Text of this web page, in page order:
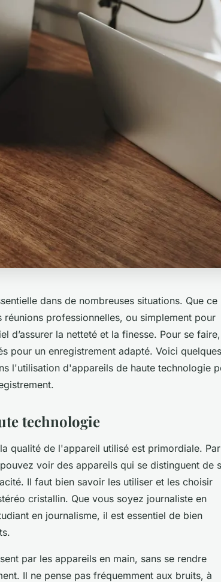
dans de nombreuses situations. Que ce
professionnelles, ou simplement pour
d’assurer la netteté et la finesse. Pour se faire,
pour un enregistrement adapté. Voici quelques
l'utilisation d'appareils de haute technologie
technologie
qualité de l'appareil utilisé est primordiale.
voir des appareils qui se distinguent de
Il faut bien savoir les utiliser et les choisir
cristallin. Que vous soyez journaliste en
en journalisme, il est essentiel de bien
par les appareils en main, sans se rendre
Il ne pense pas fréquemment aux bruits, à